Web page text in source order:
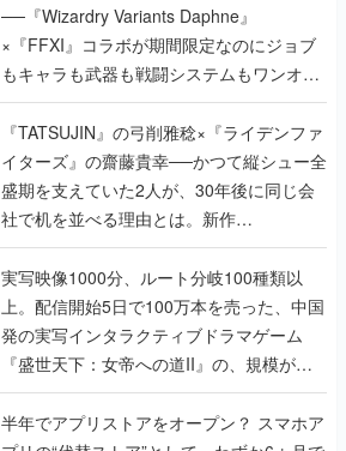
──『Wizardry Variants Daphne』
×『FFXI』コラボが期間限定なのにジョブ
もキャラも武器も戦闘システムもワンオフ
で作り込まれた理由を両ディレクターに聞
く
『TATSUJIN』の弓削雅稔×『ライデンファ
イターズ』の齋藤貴幸──かつて縦シュー全
盛期を支えていた2人が、30年後に同じ会
社で机を並べる理由とは。新作
『TATSUJIN EXTREME』で初タッグを組
んだレジェンド2人に訊く開発秘話
実写映像1000分、ルート分岐100種類以
上。配信開始5日で100万本を売った、中国
発の実写インタラクティブドラマゲーム
『盛世天下：女帝への道II』の、規模が違
うこだわりをプロデューサーに聞いた
半年でアプリストアをオープン？ スマホア